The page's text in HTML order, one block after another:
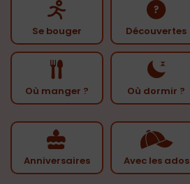
Se bouger Découvertes
Où manger ? Où dormir ?
Anniversaires Avec les ados